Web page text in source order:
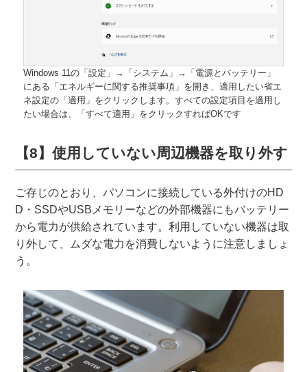
Windows 11の「設定」→「システム」→「電源とバッテリー」
にある「エネルギーに関する推奨事項」を開き、適用したい省エ
ネ設定の「適用」をクリックします。すべての設定項目を適用し
たい場合は、「すべて適用」をクリックすればOKです
【8】使用していない周辺機器を取り外す
ご存じのとおり、パソコンに接続している外付けのHD
D・SSDやUSBメモリーなどの外部機器にもバッテリー
から電力が供給されています。利用していない機器は取
り外して、ムダな電力を消費しないように注意しましょ
う。